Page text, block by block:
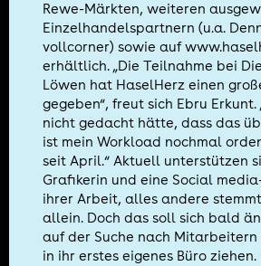
Rewe-Märkten, weiteren
Einzelhandelspartnern (u.a.
vollcorner) sowie auf
erhältlich. „Die Teilnahme bei
Löwen hat HaselHerz einen
gegeben“, freut sich Ebru Erkunt.
nicht gedacht hätte, dass das
ist mein Workload nochmal
seit April.“ Aktuell unterstützen
Grafikerin und eine Social
ihrer Arbeit, alles andere
allein. Doch das soll sich bald
auf der Suche nach
in ihr erstes eigenes Büro